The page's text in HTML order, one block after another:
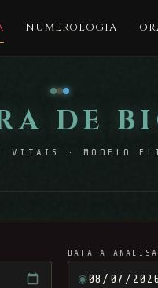
NUMEROLOGIA
DE
VITAIS · MODELO
DATA A
◉